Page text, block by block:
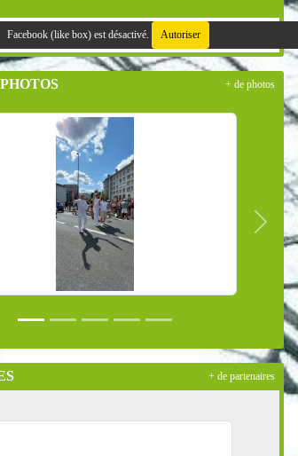
Facebook (like box) est désactivé. Autoriser
+ de photos
+ de partenaires